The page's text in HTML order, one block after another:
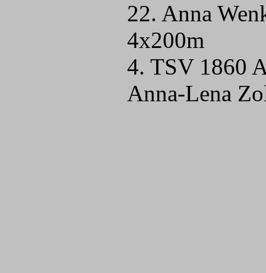
22. Anna
4x200m
4. TSV 1860
Anna-Lena